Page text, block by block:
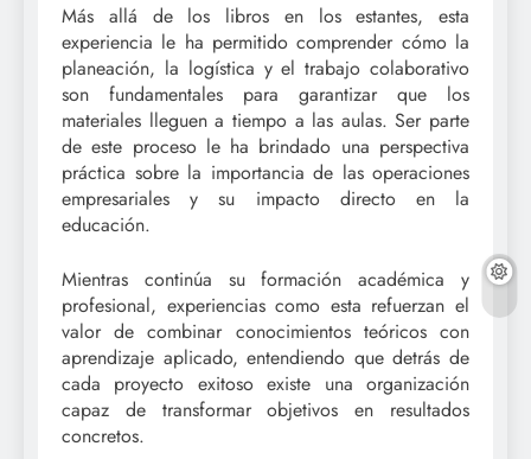
Más allá de los libros en los estantes, esta
experiencia le ha permitido comprender cómo la
planeación, la logística y el trabajo colaborativo
son fundamentales para garantizar que los
materiales lleguen a tiempo a las aulas. Ser parte
de este proceso le ha brindado una perspectiva
práctica sobre la importancia de las operaciones
empresariales y su impacto directo en la
educación.
Mientras continúa su formación académica y
profesional, experiencias como esta refuerzan el
valor de combinar conocimientos teóricos con
aprendizaje aplicado, entendiendo que detrás de
cada proyecto exitoso existe una organización
capaz de transformar objetivos en resultados
concretos.